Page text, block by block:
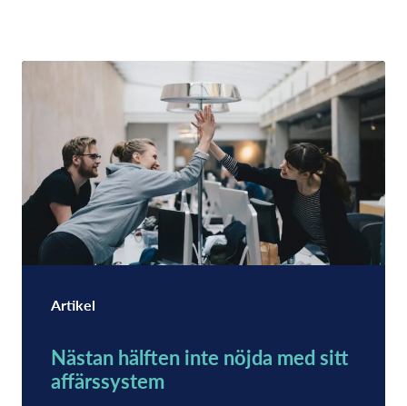
Artikel
Nästan hälften inte nöjda med sitt
affärssystem